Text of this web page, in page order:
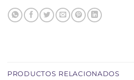
PRODUCTOS RELACIONADOS